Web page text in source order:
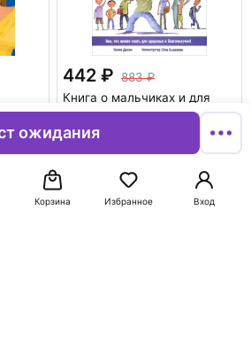
Вход
Избранное
Корзина
ожидания
442
883
Книга о мальчиках и для
мальчиков
Данэм Келли
В корзину